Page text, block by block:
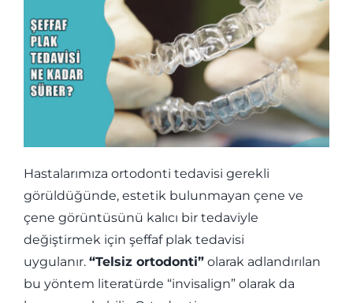
Hastalarımıza ortodonti tedavisi gerekli
görüldüğünde, estetik bulunmayan çene ve
çene görüntüsünü kalıcı bir tedaviyle
değiştirmek için şeffaf plak tedavisi
uygulanır. “Telsiz ortodonti”olarak adlandırılan
bu yöntem literatürde “invisalign” olarak da